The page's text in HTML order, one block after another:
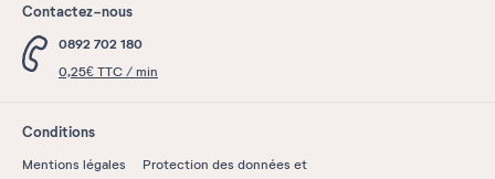
Contactez-nous
0892 702 180
0,25€ TTC / min
Conditions
Mentions légales
Protection des données et